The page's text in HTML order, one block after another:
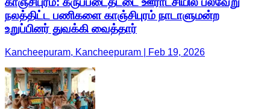
நலத்திட்ட பணிகளை காஞ்சிபுரம் நாடாளுமன்ற
உறுப்பினர் துவக்கி வைத்தார்
Kancheepuram, Kancheepuram | Feb 19, 2026